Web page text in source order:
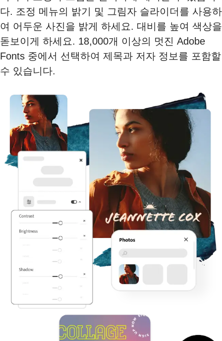
다. 조정 메뉴의 밝기 및 그림자 슬라이더를 사용하
여 어두운 사진을 밝게 하세요. 대비를 높여 색상을
돋보이게 하세요. 18,000개 이상의 멋진 Adobe
Fonts 중에서 선택하여 제목과 저자 정보를 포함할
수 있습니다.